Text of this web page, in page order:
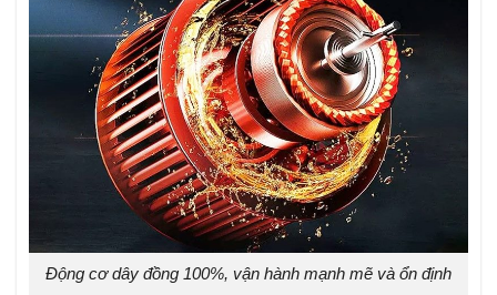
Động cơ dây đồng 100%, vận hành mạnh mẽ và ổn định